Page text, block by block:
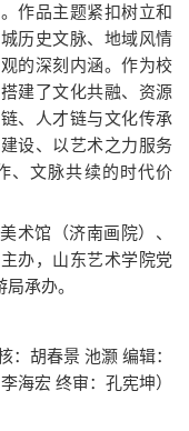
作品主题紧扣树立和
历史文脉、地域风情
的深刻内涵。作为校
建了文化共融、资源
、人才链与文化传承
设、以艺术之力服务
、文脉共续的时代价
术馆（济南画院）、
办，山东艺术学院党
承办。
：胡春景 池灏 编辑：
李海宏 终审：孔宪坤）